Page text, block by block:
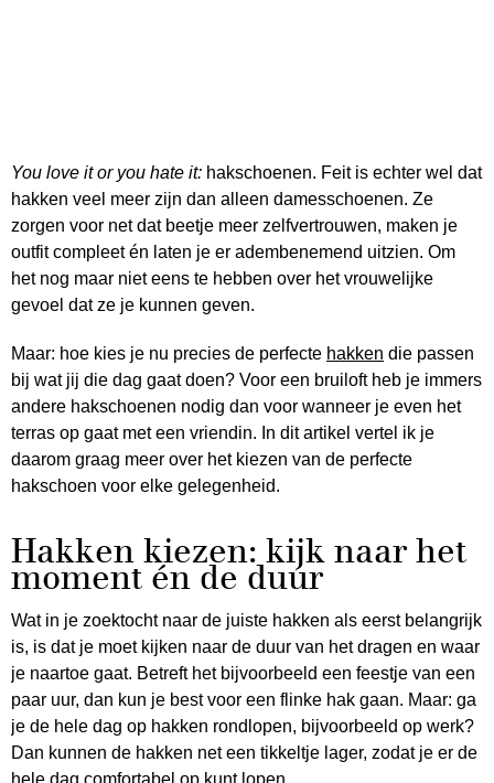
You love it or you hate it: hakschoenen. Feit is echter wel dat
hakken veel meer zijn dan alleen damesschoenen. Ze
zorgen voor net dat beetje meer zelfvertrouwen, maken je
outfit compleet én laten je er adembenemend uitzien. Om
het nog maar niet eens te hebben over het vrouwelijke
gevoel dat ze je kunnen geven.
Maar: hoe kies je nu precies de perfecte hakken die passen
bij wat jij die dag gaat doen? Voor een bruiloft heb je immers
andere hakschoenen nodig dan voor wanneer je even het
terras op gaat met een vriendin. In dit artikel vertel ik je
daarom graag meer over het kiezen van de perfecte
hakschoen voor elke gelegenheid.
Hakken kiezen: kijk naar het
moment én de duur
Wat in je zoektocht naar de juiste hakken als eerst belangrijk
is, is dat je moet kijken naar de duur van het dragen en waar
je naartoe gaat. Betreft het bijvoorbeeld een feestje van een
paar uur, dan kun je best voor een flinke hak gaan. Maar: ga
je de hele dag op hakken rondlopen, bijvoorbeeld op werk?
Dan kunnen de hakken net een tikkeltje lager, zodat je er de
hele dag comfortabel op kunt lopen.